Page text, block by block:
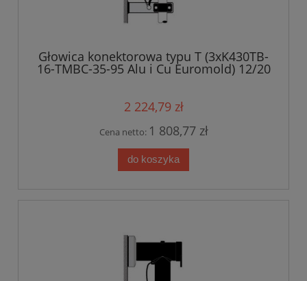
Głowica konektorowa typu T (3xK430TB-
16-TMBC-35-95 Alu i Cu Euromold) 12/20
2 224,79 zł
Cena netto: 1 808,77 zł
do koszyka